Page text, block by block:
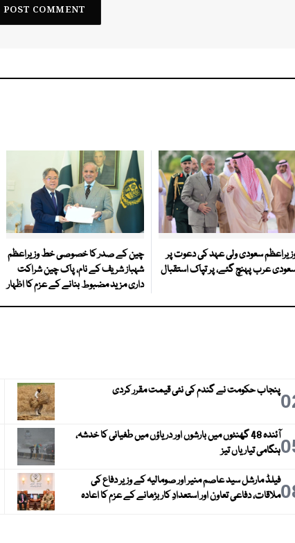
سعودی ولی عہد کی دعوت پر
عرب پہنچ گئے، پر تپاک استقبال
چین کے صدر کا خصوصی خط وزیراعظم
شہباز شریف کے نام، پاک چین شراکت
داری مزید مضبوط بنانے کے عزم کا اظہار
پنجاب حکومت نے گندم کی نئی قیمت مقرر کردی
آئندہ 48 گھنٹوں میں بارشوں اور دریاؤں میں طغیانی کا خدشہ،
ہنگامی تیاریاں تیز
فیلڈ مارشل سید عاصم منیر اور صومالیہ کے وزیر دفاع کی
ملاقات، دفاعی تعاون اور استعدادِ کار بڑھانے کے عزم کا اعادہ